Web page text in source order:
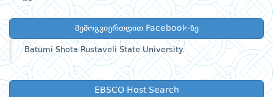
შემოგვიერთდით Facebook-ზე
Batumi Shota Rustaveli State University.
EBSCO Host Search